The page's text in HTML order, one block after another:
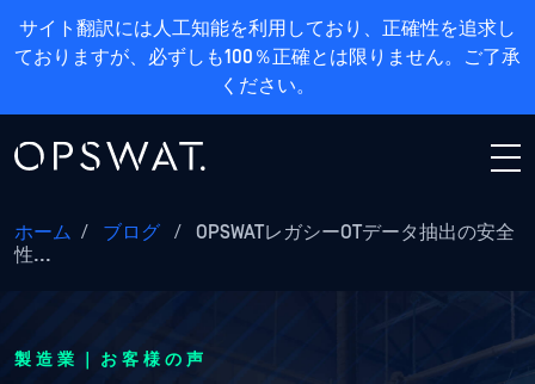
サイト翻訳には人工知能を利用しており、正確性を追求し
ておりますが、必ずしも100％正確とは限りません。ご了承
ください。
ホーム / ブログ /
OPSWATレガシーOTデータ抽出の安全
性...
製造業｜お客様の声